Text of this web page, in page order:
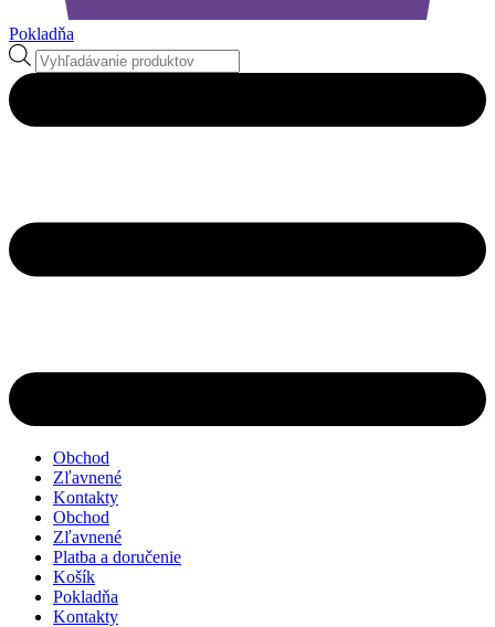
Pokladňa
Products
search
Obchod
Zľavnené
Kontakty
Obchod
Zľavnené
Platba a doručenie
Košík
Pokladňa
Kontakty